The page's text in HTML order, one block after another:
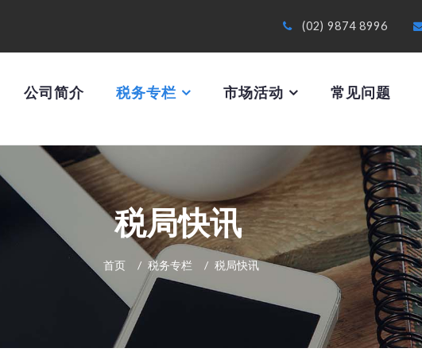
(02) 9874 8996
公司简介 税务专栏 市场活动 常见问题
税局快讯
首页 税务专栏 税局快讯